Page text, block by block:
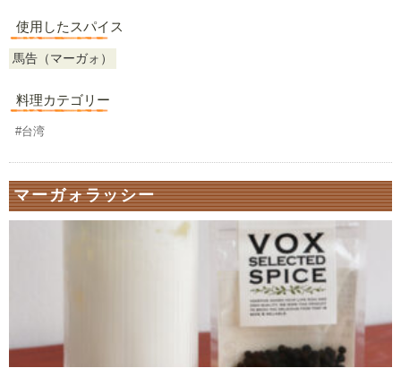
使用したスパイス
馬告（マーガォ）
料理カテゴリー
#台湾
マーガォラッシー